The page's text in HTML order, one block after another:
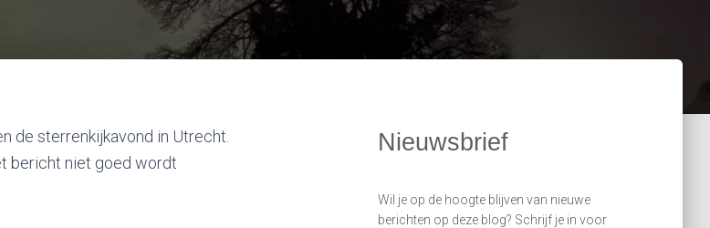
de sterrenkijkavond in Utrecht.
bericht niet goed wordt
Nieuwsbrief
Wil je op de hoogte blijven van nieuwe
berichten op deze blog? Schrijf je in voor